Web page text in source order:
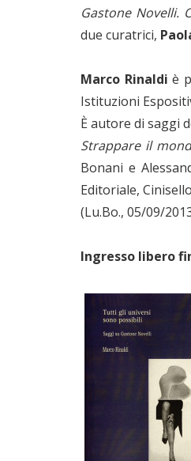
Gastone Novelli.
due curatrici,
Marco Rinaldi è
Istituzioni
È autore di saggi
Strappare il
Bonani e
Editoriale,
(Lu.Bo., 05/09/
Ingresso libero